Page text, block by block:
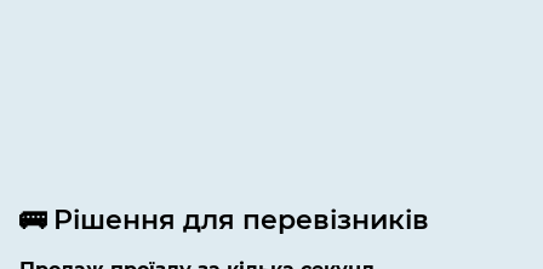
🚌 Рішення для перевізників